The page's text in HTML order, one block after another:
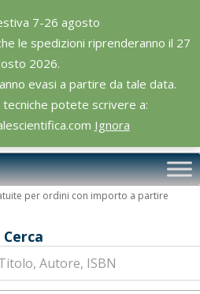
7-26 agosto
le spedizioni riprenderanno il 27
2026.
evasi a partire da tale data.
potete scrivere a:
Ignora
per ordini con importo a partire
Cerca